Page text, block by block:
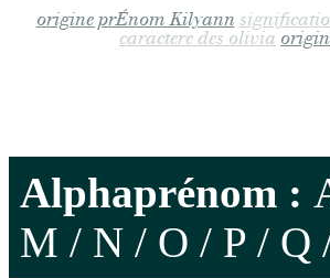
origine prÉnom Kilyann
caractere des olivia
Alphaprénom :
M / N / O / P / Q